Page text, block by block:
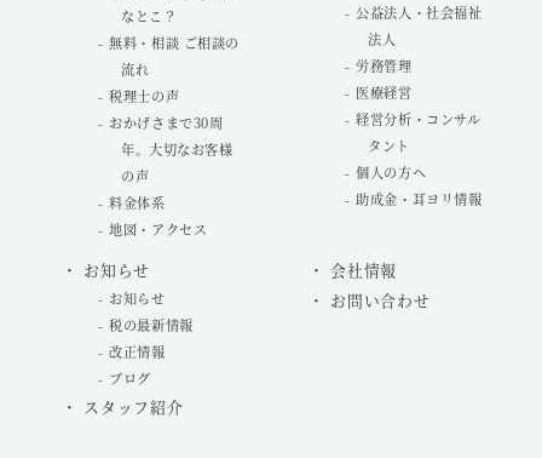
なとこ？
無料・相談 ご相談の
流れ
税理士の声
おかげさまで30周
年。大切なお客様
の声
料金体系
地図・アクセス
公益法人・社会福祉
法人
労務管理
医療経営
経営分析・コンサル
タント
個人の方へ
助成金・耳ヨリ情報
お知らせ
お知らせ
税の最新情報
改正情報
ブログ
スタッフ紹介
会社情報
お問い合わせ